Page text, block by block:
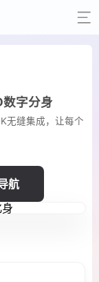
字分身
无缝集成，让每个
航